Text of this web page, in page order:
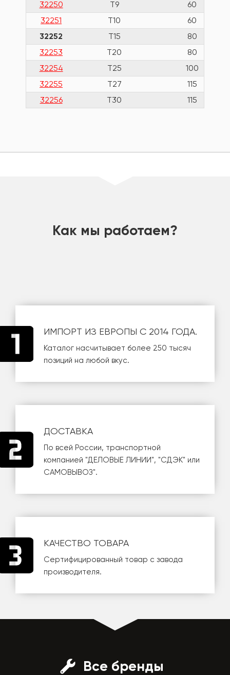
32250 T9
60
32251
T10
60
32252
T15
80
32253
T20
80
32254
T25
100
32255
T27
115
32256
T30 115
Как мы работаем?
ИМПОРТ ИЗ ЕВРОПЫ С 2014 ГОДА.
Каталог насчитывает более 250 тысяч
позиций на любой вкус.
ДОСТАВКА
По всей России, транспортной
компанией "ДЕЛОВЫЕ ЛИНИИ", "СДЭК" или
САМОВЫВОЗ".
КАЧЕСТВО ТОВАРА
Сертифицированный товар с завода
производителя.
Все бренды